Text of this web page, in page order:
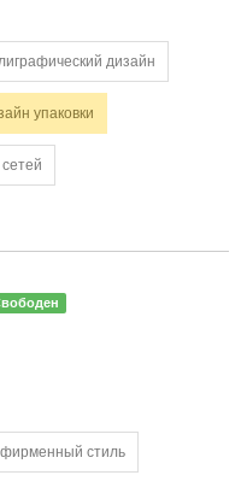
дизайн
упаковки
фирменный стиль